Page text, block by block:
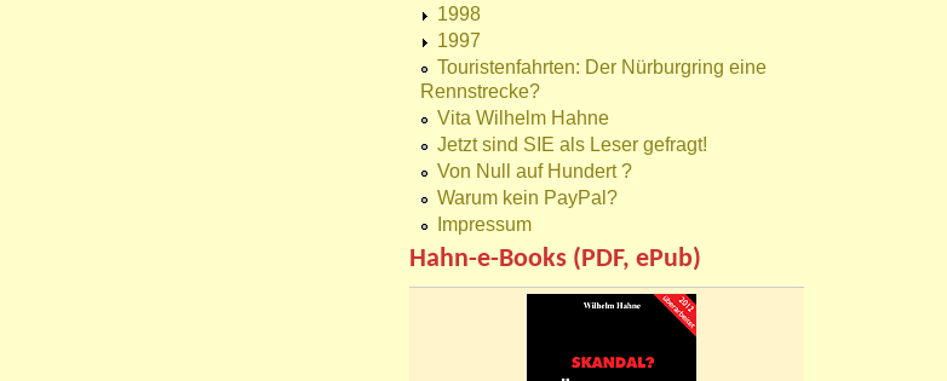
1998
1997
Touristenfahrten: Der Nürburgring eine
Rennstrecke?
Vita Wilhelm Hahne
Jetzt sind SIE als Leser gefragt!
Von Null auf Hundert ?
Warum kein PayPal?
Impressum
Hahn-e-Books (PDF, ePub)